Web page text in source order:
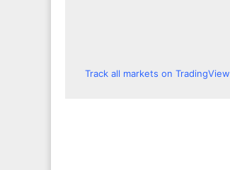
Track all markets on TradingView